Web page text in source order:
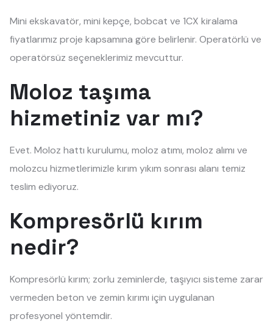
Mini ekskavatör, mini kepçe, bobcat ve 1CX kiralama
fiyatlarımız proje kapsamına göre belirlenir. Operatörlü ve
operatörsüz seçeneklerimiz mevcuttur.
Moloz taşıma
hizmetiniz var mı?
Evet. Moloz hattı kurulumu, moloz atımı, moloz alımı ve
molozcu hizmetlerimizle kırım yıkım sonrası alanı temiz
teslim ediyoruz.
Kompresörlü kırım
nedir?
Kompresörlü kırım; zorlu zeminlerde, taşıyıcı sisteme zarar
vermeden beton ve zemin kırımı için uygulanan
profesyonel yöntemdir.